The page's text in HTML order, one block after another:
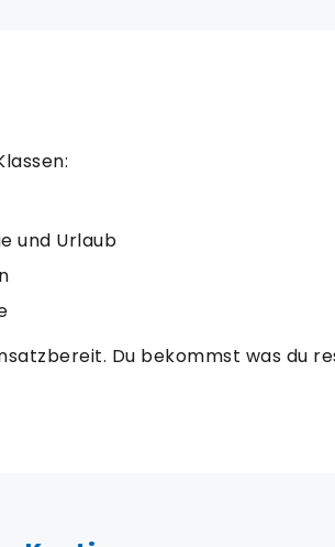
und Urlaub
Du bekommst was du